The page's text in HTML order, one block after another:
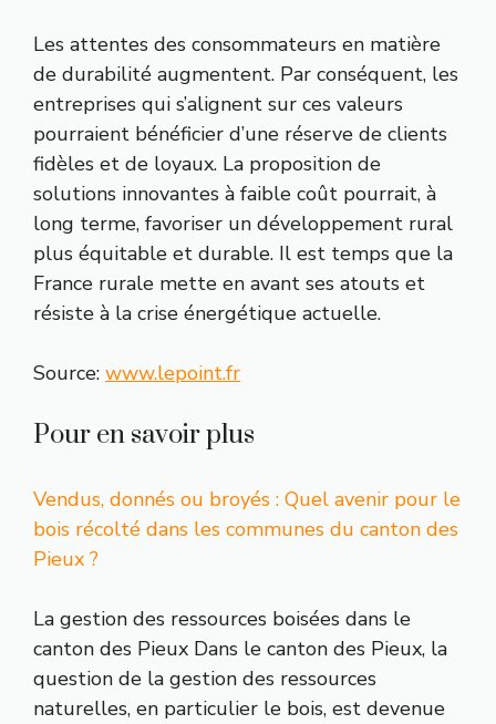
Les attentes des consommateurs en matière
de durabilité augmentent. Par conséquent, les
entreprises qui s’alignent sur ces valeurs
pourraient bénéficier d’une réserve de clients
fidèles et de loyaux. La proposition de
solutions innovantes à faible coût pourrait, à
long terme, favoriser un développement rural
plus équitable et durable. Il est temps que la
France rurale mette en avant ses atouts et
résiste à la crise énergétique actuelle.
Source: www.lepoint.fr
Pour en savoir plus
Vendus, donnés ou broyés : Quel avenir pour le
bois récolté dans les communes du canton des
Pieux ?
La gestion des ressources boisées dans le
canton des Pieux Dans le canton des Pieux, la
question de la gestion des ressources
naturelles, en particulier le bois, est devenue